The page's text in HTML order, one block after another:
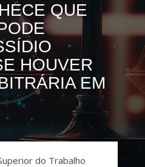
QUE
HOUVER
EM
do Trabalho